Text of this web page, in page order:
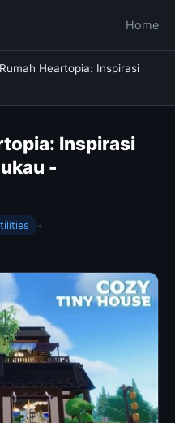
Home
Heartopia: Inspirasi
Inspirasi
-
•